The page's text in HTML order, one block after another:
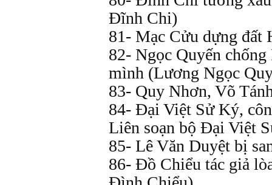
Đĩnh Chi)
81- Mạc Cửu dựng đất
82- Ngọc Quyến
mình (Lương Ngọc
83- Quy Nhơn, Võ
84- Đại Việt Sử Ký,
Liên soạn bộ Đại Việt
85- Lê Văn Duyệt bị
86- Đồ Chiểu tác giả